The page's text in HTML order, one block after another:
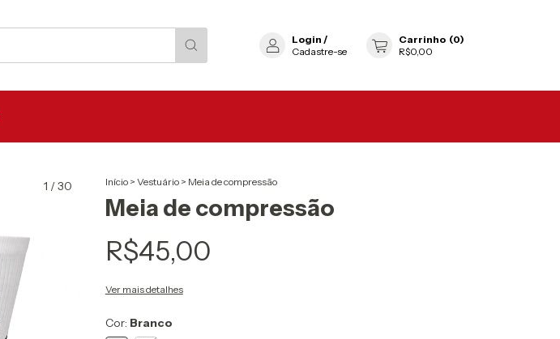
Login /
Cadastre-se
Carrinho (0)
R$0,00
1 /30 Início > Vestuário > Meia de compressão
Meia de compressão
R$45,00
Ver mais detalhes
Cor: Branco